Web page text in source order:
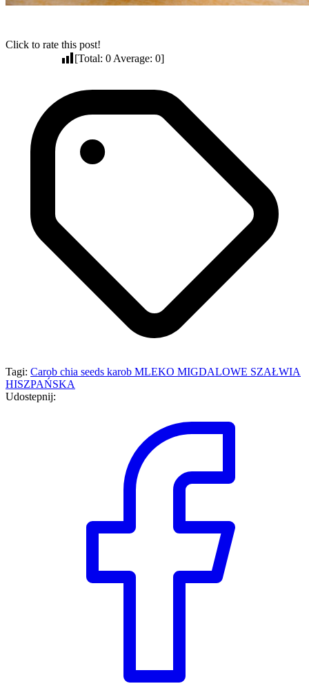
Click to rate this post!
[Total: 0 Average: 0]
Tagi: Carob chia seeds karob MLEKO MIGDALOWE SZAŁWIA
HISZPAŃSKA
Udostepnij: